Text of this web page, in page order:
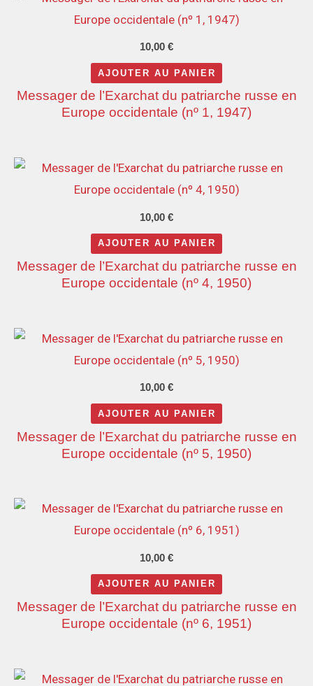
10,00 €
AJOUTER AU PANIER
Messager de l’Exarchat du patriarche russe en
Europe occidentale (nº 1, 1947)
10,00 €
AJOUTER AU PANIER
Messager de l’Exarchat du patriarche russe en
Europe occidentale (nº 4, 1950)
10,00 €
AJOUTER AU PANIER
Messager de l’Exarchat du patriarche russe en
Europe occidentale (nº 5, 1950)
10,00 €
AJOUTER AU PANIER
Messager de l’Exarchat du patriarche russe en
Europe occidentale (nº 6, 1951)